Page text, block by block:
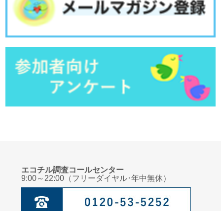
子どもの肥満
管理栄養士からのメッセージ：春の訪れを感じよう
小児科医からのメッセージ：自宅に隠れている危険なもの
管理栄養士からのメッセージ：暮らしに宿る「美」
小児科医からのメッセージ：誤飲について
臨床心理士からのメッセージ：子どものこころを育てるためにこころの居場所を
管理栄養士からのメッセージ：食べ物の好き嫌い
エコチル調査コールセンター
9:00～22:00（フリーダイヤル･年中無休）